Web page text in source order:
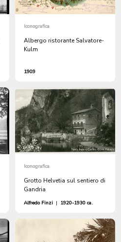
Iconografica
Albergo ristorante Salvatore-
Kulm
1909
Iconografica
Grotto Helvetia sul sentiero di
Gandria
Alfredo Finzi | 1920-1930 ca.